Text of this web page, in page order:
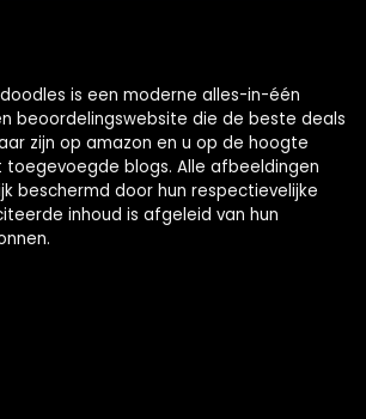
is een moderne alles-in-één
beoordelingswebsite die de beste deals
zijn op amazon en u op de hoogte
blogs. Alle afbeeldingen
beschermd door hun respectievelijke
inhoud is afgeleid van hun